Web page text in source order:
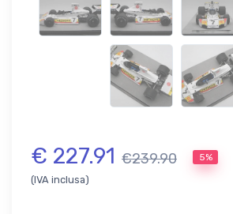
€ 227.91 €239.90 5%
(IVA inclusa)